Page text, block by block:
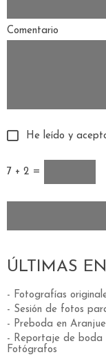
Comentario
He leído y
7 + 2 =
ÚLTIMAS
- Fotografías
- Sesión de fotos
- Preboda en
- Reportaje de boda
Fotógrafos